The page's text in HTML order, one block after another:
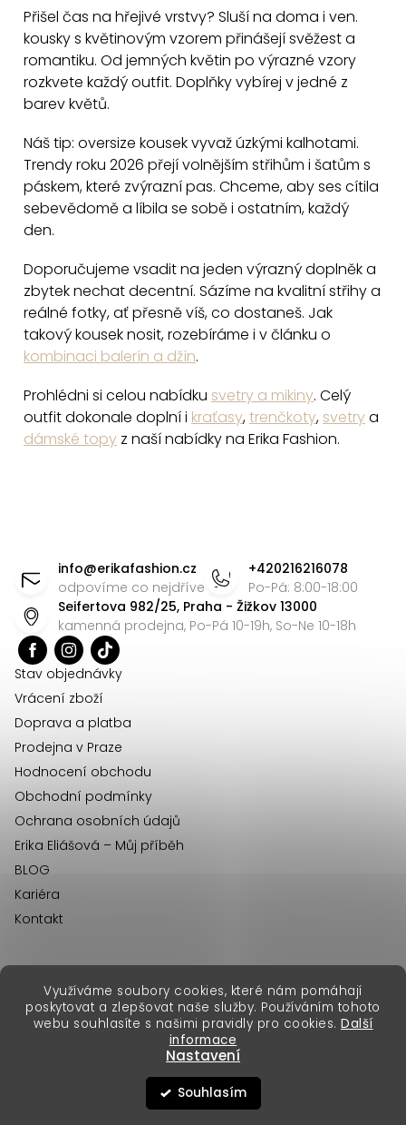
Využíváme soubory cookies, které nám pomáhají
poskytovat a zlepšovat naše služby. Používáním tohoto
webu souhlasíte s našimi pravidly pro cookies. Další
informace
Nastavení
Souhlasím
á
d
a
c
r
v
k
ý
p
i
s
á
n
k
o
n
í
Přišel čas na hřejivé vrstvy? Sluší na doma i ven.
kousky s květinovým vzorem přinášejí svěžest a
romantiku. Od jemných květin po výrazné vzory
rozkvete každý outfit. Doplňky vybírej v jedné z
barev květů.
Náš tip: oversize kousek vyvaž úzkými kalhotami.
Trendy roku 2026 přejí volnějším střihům i šatům s
páskem, které zvýrazní pas. Chceme, aby ses cítila
sebevědomě a líbila se sobě i ostatním, každý
den.
Doporučujeme vsadit na jeden výrazný doplněk a
zbytek nechat decentní. Sázíme na kvalitní střihy a
reálné fotky, ať přesně víš, co dostaneš. Jak
takový kousek nosit, rozebíráme i v článku o
kombinaci balerín a džín.
Prohlédni si celou nabídku svetry a mikiny. Celý
outfit dokonale doplní i kraťasy,trenčkoty, svetrya
dámské topy z naší nabídky na Erika Fashion.
info@erikafashion.cz
odpovíme co nejdříve
+420216216078
Po-Pá: 8:00-18:00
Seifertova 982/25, Praha - Žižkov 13000
kamenná prodejna, Po-Pá 10-19h, So-Ne 10-18h
Stav objednávky
Vrácení zboží
Doprava a platba
Prodejna v Praze
Hodnocení obchodu
Obchodní podmínky
Ochrana osobních údajů
Erika Eliášová – Můj příběh
BLOG
Kariéra
Kontakt
Vytvořil Shoptet Premium
Copyright 2026Erika Fashion. Všechna práva vyhrazena.
erikafashion.sk